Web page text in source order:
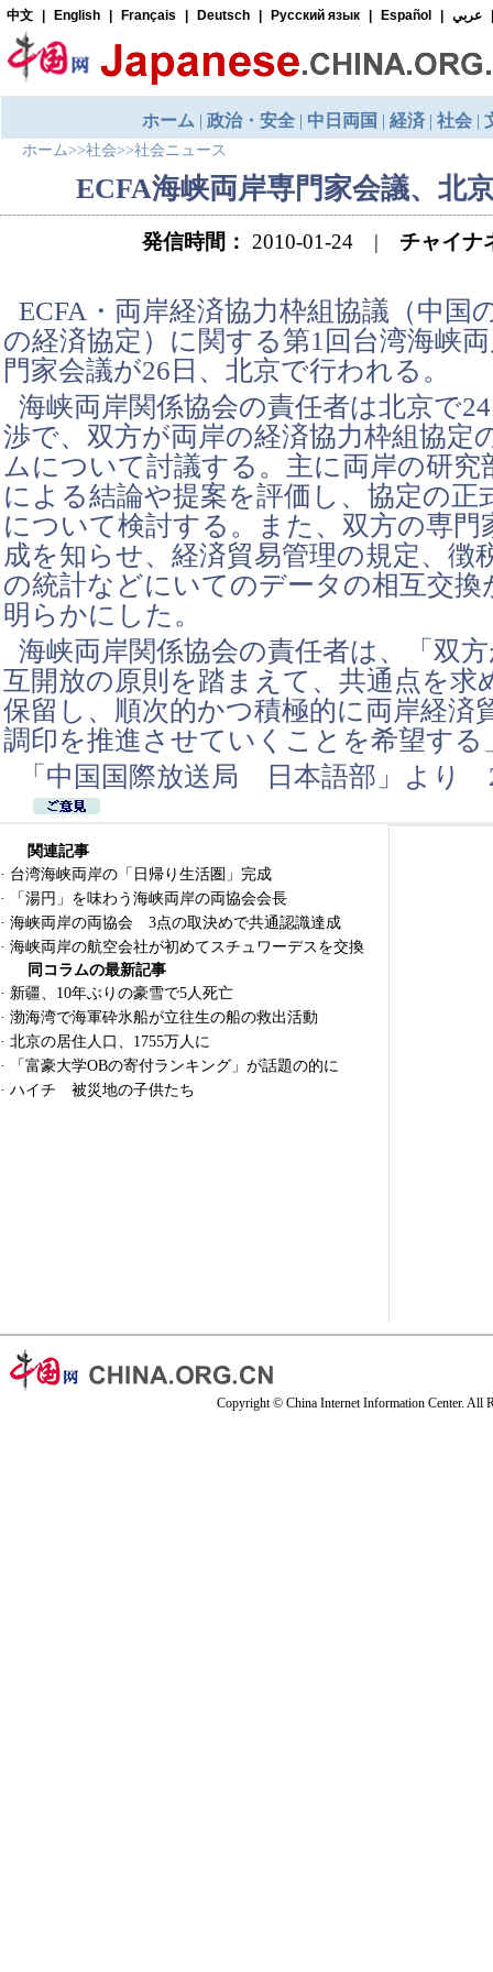
ホーム>>社会>>社会ニュース
ECFA海峡両岸専門家会議、北
発信時間： 2010-01-24 | チャイナ
ECFA・両岸経済協力枠組協議（中国
の経済協定）に関する第1回台湾海峡
門家会議が26日、北京で行われる。
海峡両岸関係協会の責任者は北京で
渉で、双方が両岸の経済協力枠組協定
ムについて討議する。主に両岸の研究
による結論や提案を評価し、協定の正
について検討する。また、双方の専門
成を知らせ、経済貿易管理の規定、徴
の統計などにいてのデータの相互交換
明らかにした。
海峡両岸関係協会の責任者は、「双
互開放の原則を踏まえて、共通点を求
保留し、順次的かつ積極的に両岸経済
調印を推進させていくことを希望する
「中国国際放送局 日本語部」より
関連記事
· 台湾海峡両岸の「日帰り生活圏」完成
·
「湯円」を味わう海峡両岸の両協会会長
· 海峡両岸の両協会 3点の取決めで共通認識達成
· 海峡両岸の航空会社が初めてスチュワーデスを交換
同コラムの最新記事
· 新疆、10年ぶりの豪雪で5人死亡
· 渤海湾で海軍砕氷船が立往生の船の救出活動
· 北京の居住人口、1755万人に
·
「富豪大学OBの寄付ランキング」が話題の的に
· ハイチ 被災地の子供たち